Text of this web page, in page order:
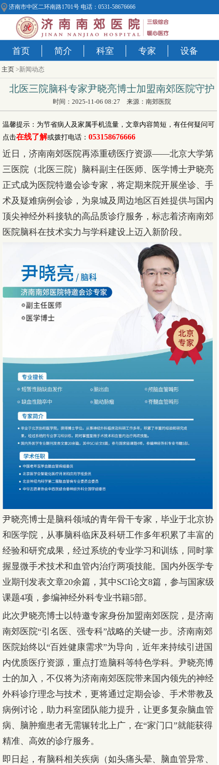
济南市中区二环南路1701号 电话：0531-58676666
首页 简介 科室 专家 设备
主页>新闻动态
北医三院脑科专家尹晓亮博士加盟南郊医院守护
时间：2025-11-06 08:27 来源：南郊医院
温馨提示：为节省病人及家属手机流量，文章内容简短，有任何疑问可
点击在线了解或拨打电话： 053158676666
近日，济南南郊医院再添重磅医疗资源——北京大学第
三医院（北医三院）脑科副主任医师、医学博士尹晓亮
正式成为医院特邀会诊专家，将定期来院开展坐诊、手
术及疑难病例会诊，为泉城及周边地区百姓提供与国内
顶尖神经外科接轨的高品质诊疗服务，标志着济南南郊
医院脑科在技术实力与学科建设上迈入新阶段。
尹晓亮博士是脑科领域的青年骨干专家，毕业于北京协
和医学院，从事脑科临床及科研工作多年积累了丰富的
经验和研究成果，经过系统的专业学习和训练，同时掌
握显微手术技术和血管内治疗两项技能。国内外医学专
业期刊发表文章20余篇，其中SCI论文8篇，参与国家级
课题4项，参编神经外科专业书籍5部。
此次尹晓亮博士以特邀专家身份加盟南郊医院，是济南
南郊医院“引名医、强专科”战略的关键一步。济南南郊
医院始终以“百姓健康需求”为导向，近年来持续引进国
内优质医疗资源，重点打造脑科等特色学科。尹晓亮博
士的加入，不仅将为济南南郊医院带来国内领先的神经
外科诊疗理念与技术，更将通过定期会诊、手术带教及
病例讨论，助力科室团队能力提升，让更多复杂脑血管
病、脑肿瘤患者无需辗转北上广，在“家门口”就能获得
精准、高效的诊疗服务。
即日起，有脑科相关疾病（如头痛头晕、脑血管异常、